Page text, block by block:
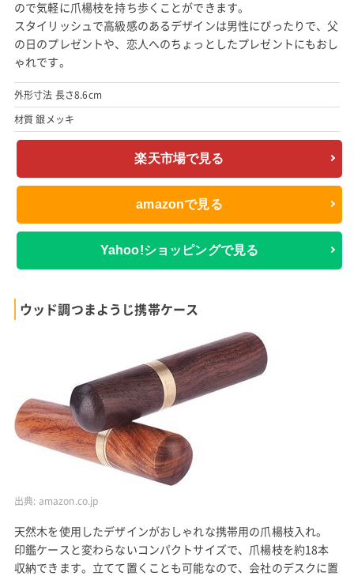
ので気軽に爪楊枝を持ち歩くことができます。
スタイリッシュで高級感のあるデザインは男性にぴったりで、父
の日のプレゼントや、恋人へのちょっとしたプレゼントにもおし
ゃれです。
外形寸法 長さ8.6cm
材質 銀メッキ
楽天市場で見る
amazonで見る
Yahoo!ショッピングで見る
ウッド調つまようじ携帯ケース
出典: amazon.co.jp
天然木を使用したデザインがおしゃれな携帯用の爪楊枝入れ。
印鑑ケースと変わらないコンパクトサイズで、爪楊枝を約18本
収納できます。立てて置くことも可能なので、会社のデスクに置